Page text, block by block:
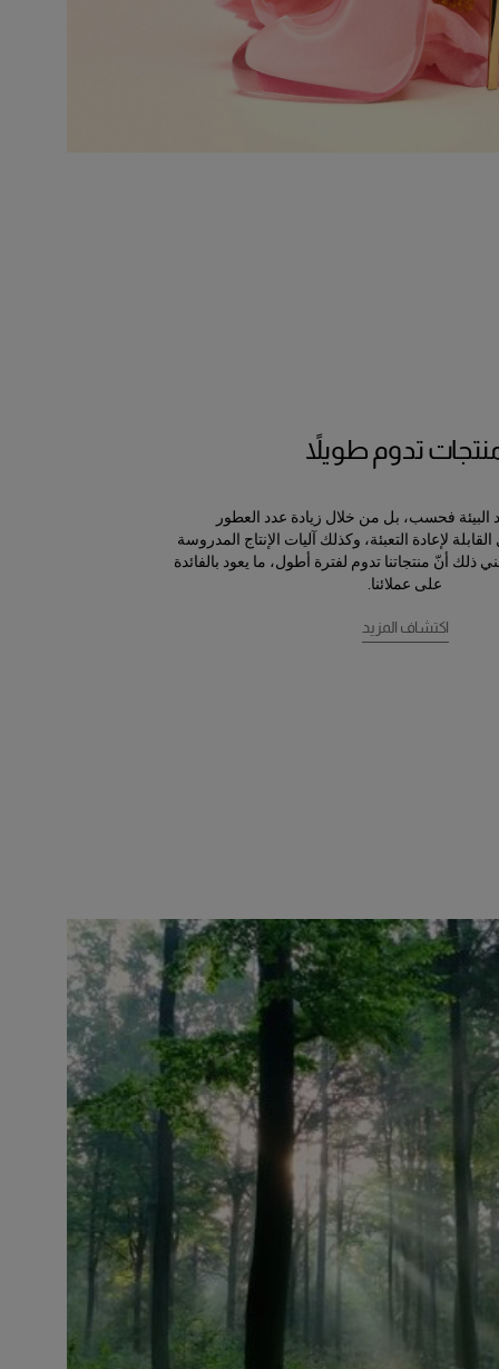
تدوم طويلاً
البيئة فحسب، بل من خلال زيادة عدد العطور
لإعادة التعبئة، وكذلك آليات الإنتاج المدروسة
ذلك أنّ منتجاتنا تدوم لفترة أطول، ما يعود بالفائدة
على عملائنا.
اكتشاف المزيد